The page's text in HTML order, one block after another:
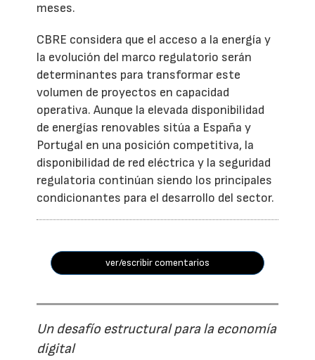
meses.
CBRE considera que el acceso a la energía y
la evolución del marco regulatorio serán
determinantes para transformar este
volumen de proyectos en capacidad
operativa. Aunque la elevada disponibilidad
de energías renovables sitúa a España y
Portugal en una posición competitiva, la
disponibilidad de red eléctrica y la seguridad
regulatoria continúan siendo los principales
condicionantes para el desarrollo del sector.
ver/escribir comentarios
Un desafío estructural para la economía
digital